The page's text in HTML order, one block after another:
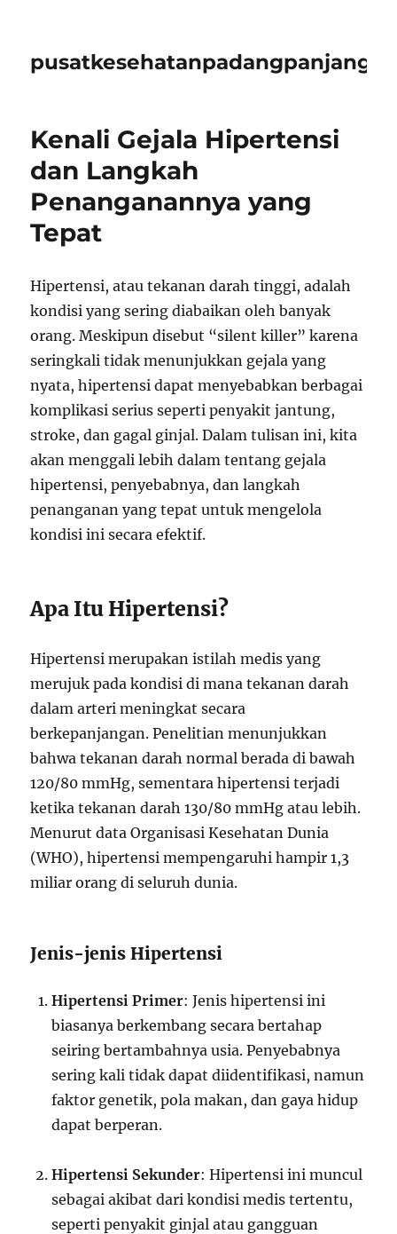
pusatkesehatanpadangpanjangid
Kenali Gejala Hipertensi
dan Langkah
Penanganannya yang
Tepat
Hipertensi, atau tekanan darah tinggi, adalah
kondisi yang sering diabaikan oleh banyak
orang. Meskipun disebut “silent killer” karena
seringkali tidak menunjukkan gejala yang
nyata, hipertensi dapat menyebabkan berbagai
komplikasi serius seperti penyakit jantung,
stroke, dan gagal ginjal. Dalam tulisan ini, kita
akan menggali lebih dalam tentang gejala
hipertensi, penyebabnya, dan langkah
penanganan yang tepat untuk mengelola
kondisi ini secara efektif.
Apa Itu Hipertensi?
Hipertensi merupakan istilah medis yang
merujuk pada kondisi di mana tekanan darah
dalam arteri meningkat secara
berkepanjangan. Penelitian menunjukkan
bahwa tekanan darah normal berada di bawah
120/80 mmHg, sementara hipertensi terjadi
ketika tekanan darah 130/80 mmHg atau lebih.
Menurut data Organisasi Kesehatan Dunia
(WHO), hipertensi mempengaruhi hampir 1,3
miliar orang di seluruh dunia.
Jenis-jenis Hipertensi
Hipertensi Primer: Jenis hipertensi ini
biasanya berkembang secara bertahap
seiring bertambahnya usia. Penyebabnya
sering kali tidak dapat diidentifikasi, namun
faktor genetik, pola makan, dan gaya hidup
dapat berperan.
Hipertensi Sekunder: Hipertensi ini muncul
sebagai akibat dari kondisi medis tertentu,
seperti penyakit ginjal atau gangguan